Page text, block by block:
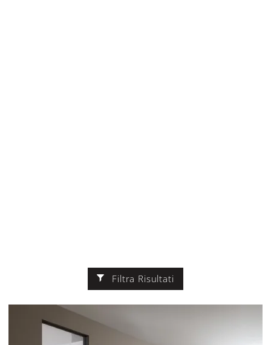
Filtra Risultati